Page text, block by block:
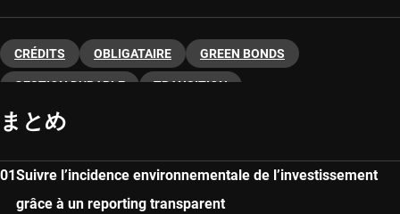
CRÉDITS OBLIGATAIRE GREEN BONDS
GESTION DURABLE TRANSITION
まとめ
Suivre l’incidence environnementale de l’investissement
grâce à un reporting transparent